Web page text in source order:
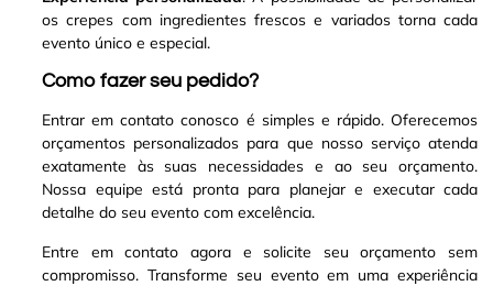
os crepes com ingredientes frescos e variados torna cada
evento único e especial.
Como fazer seu pedido?
Entrar em contato conosco é simples e rápido. Oferecemos
orçamentos personalizados para que nosso serviço atenda
exatamente às suas necessidades e ao seu orçamento.
Nossa equipe está pronta para planejar e executar cada
detalhe do seu evento com excelência.
Entre em contato agora e solicite seu orçamento sem
compromisso. Transforme seu evento em uma experiência